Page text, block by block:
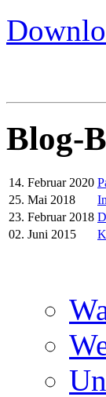
Blog-
14. Februar 2020
25. Mai 2018
23. Februar 2018
02. Juni 2015